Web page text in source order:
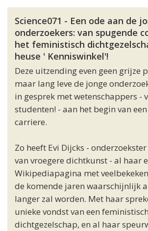
Science071 - Een ode aan de
onderzoekers: van spugende
het feministisch
heuse ' Kenniswinkel'!
Deze uitzending even geen grijze
maar lang leve de jonge
in gesprek met wetenschappers -
studenten! - aan het begin van
carriere.
Zo heeft Evi Dijcks -
van vroegere dichtkunst - al haar
Wikipediapagina met
de komende jaren waarschijnlijk
langer zal worden. Met haar
unieke vondst van een feministisch
dichtgezelschap, en al haar